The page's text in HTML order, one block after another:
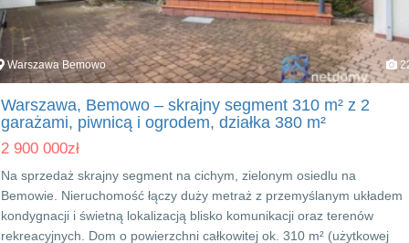
Warszawa Bemowo
Warszawa, Bemowo – skrajny segment 310 m² z 2
garażami, piwnicą i ogrodem, działka 380 m²
2 900 000zł
Na sprzedaż skrajny segment na cichym, zielonym osiedlu na
Bemowie. Nieruchomość łączy duży metraż z przemyślanym układem
kondygnacji i świetną lokalizacją blisko komunikacji oraz terenów
rekreacyjnych. Dom o powierzchni całkowitej ok. 310 m² (użytkowej